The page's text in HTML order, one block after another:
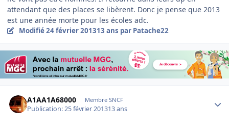
attendant que des places se libèrent. Donc je pense que 2013
est une année morte pour les écoles adc.
Modifié24 février 201313 ans par Patache22
A1AA1A68000 Membre SNCF
Publication:25 février 201313 ans